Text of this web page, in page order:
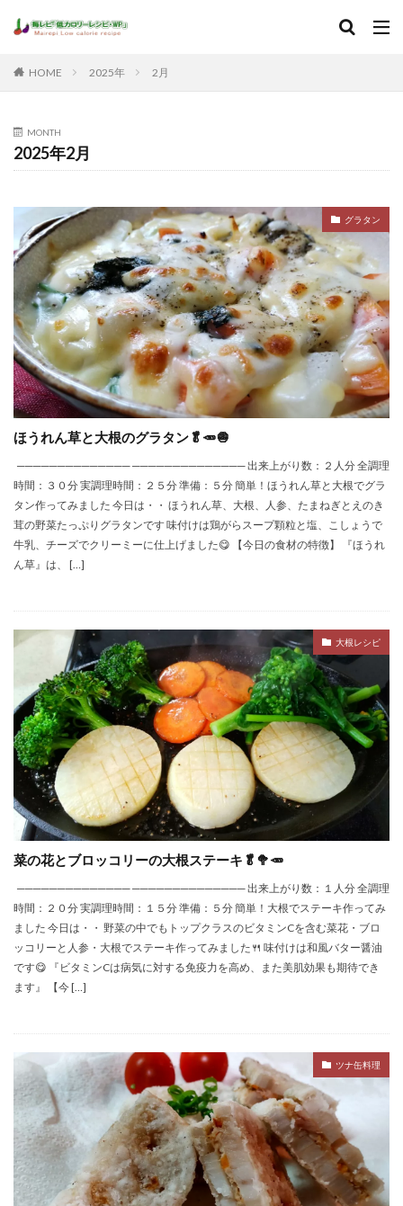
HOME 2025年 2月
MONTH
2025年2月
グラタン
ほうれん草と大根のグラタン🥬🥕🧅
────────────── ────────────── 出来上がり数：２人分 全調理
時間：３０分 実調理時間：２５分 準備：５分 簡単！ほうれん草と大根でグラ
タン作ってみました 今日は・・ ほうれん草、大根、人参、たまねぎとえのき
茸の野菜たっぷりグラタンです 味付けは鶏がらスープ顆粒と塩、こしょうで
牛乳、チーズでクリーミーに仕上げました😋 【今日の食材の特徴】 『ほうれ
ん草』は、 […]
大根レシピ
菜の花とブロッコリーの大根ステーキ🥬🥦🥕
────────────── ────────────── 出来上がり数：１人分 全調理
時間：２０分 実調理時間：１５分 準備：５分 簡単！大根でステーキ作ってみ
ました 今日は・・ 野菜の中でもトップクラスのビタミンCを含む菜花・ブロ
ッコリーと人参・大根でステーキ作ってみました🍴 味付けは和風バター醤油
です😋 『ビタミンCは病気に対する免疫力を高め、また美肌効果も期待でき
ます』 【今 […]
ツナ缶料理